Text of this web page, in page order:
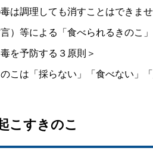
調理しても消すことはできませ
）等による「食べられるきのこ
を予防する３原則＞
こは「採らない」「食べない」「
こすきのこ